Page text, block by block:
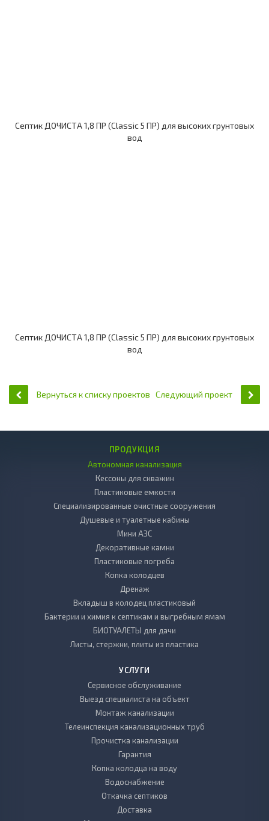
Септик ДОЧИСТА 1,8 ПР (Classic 5 ПР) для высоких грунтовых
вод
Септик ДОЧИСТА 1,8 ПР (Classic 5 ПР) для высоких грунтовых
вод
Вернуться к списку проектов Следующий проект
ПРОДУКЦИЯ
Автономная канализация
Кессоны для скважин
Пластиковые емкости
Специализированные очистные сооружения
Душевые и туалетные кабины
Мини АЗС
Декоративные камни
Пластиковые погреба
Копка колодцев
Дренаж
Вкладыш в колодец пластиковый
Бактерии и химия к септикам и выгребным ямам
БИОТУАЛЕТЫ для дачи
Листы, стержни, плиты из пластика
УСЛУГИ
Сервисное обслуживание
Выезд специалиста на объект
Монтаж канализации
Телеинспекция канализационных труб
Прочистка канализации
Гарантия
Копка колодца на воду
Водоснабжение
Откачка септиков
Доставка